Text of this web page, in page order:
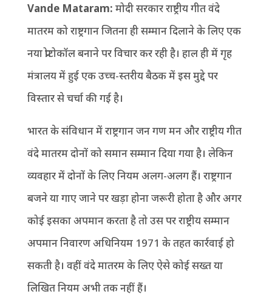
Vande Mataram: मोदी सरकार राष्ट्रीय गीत वंदे
मातरम को राष्ट्रगान जितना ही सम्मान दिलाने के लिए एक
नया प्रोटोकॉल बनाने पर विचार कर रही है। हाल ही में गृह
मंत्रालय में हुई एक उच्च-स्तरीय बैठक में इस मुद्दे पर
विस्तार से चर्चा की गई है।
भारत के संविधान में राष्ट्रगान जन गण मन और राष्ट्रीय गीत
वंदे मातरम दोनों को समान सम्मान दिया गया है। लेकिन
व्यवहार में दोनों के लिए नियम अलग-अलग हैं। राष्ट्रगान
बजने या गाए जाने पर खड़ा होना जरूरी होता है और अगर
कोई इसका अपमान करता है तो उस पर राष्ट्रीय सम्मान
अपमान निवारण अधिनियम 1971 के तहत कार्रवाई हो
सकती है। वहीं वंदे मातरम के लिए ऐसे कोई सख्त या
लिखित नियम अभी तक नहीं हैं।